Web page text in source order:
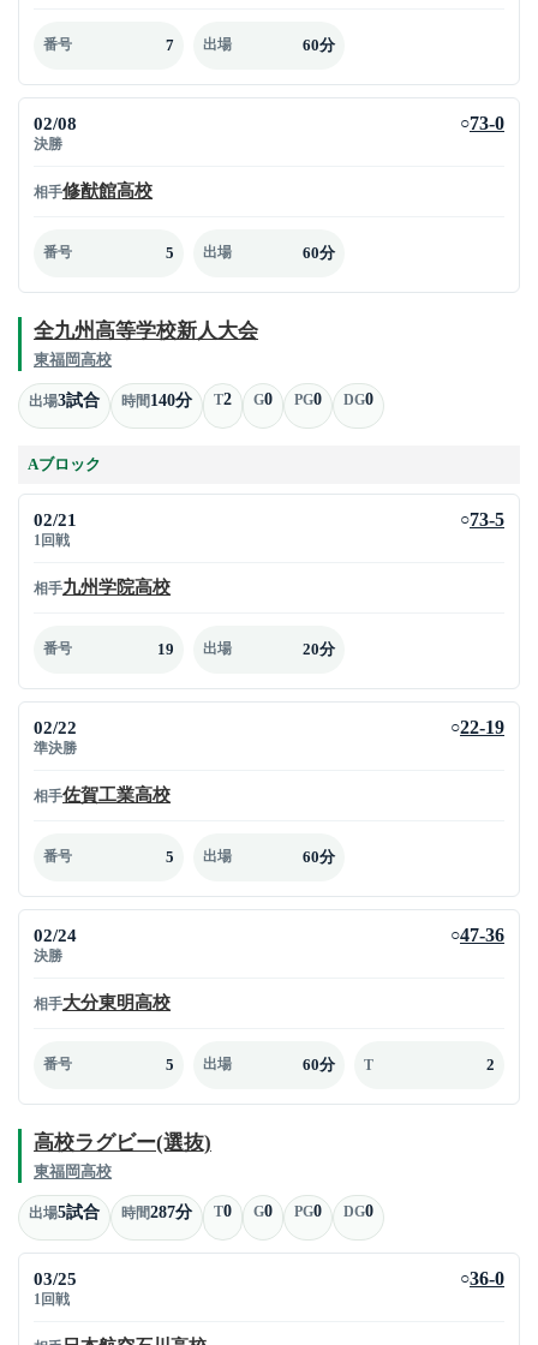
番号 7 出場 60分
02/08
決勝
○73-0
相手修猷館高校
番号 5 出場 60分
全九州高等学校新人大会
東福岡高校
出場3試合 時間140分 T2 G0 PG0 DG0
Aブロック
02/21
1回戦
○73-5
相手九州学院高校
番号 19 出場 20分
02/22
準決勝
○22-19
相手佐賀工業高校
番号 5 出場 60分
02/24
決勝
○47-36
相手大分東明高校
番号 5 出場 60分 T 2
高校ラグビー(選抜)
東福岡高校
出場5試合 時間287分 T0 G0 PG0 DG0
03/25
1回戦
○36-0